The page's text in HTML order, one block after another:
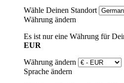
Wähle Deinen Standort
Währung ändern
Es ist nur eine Währung für
EUR
Währung ändern
Sprache ändern